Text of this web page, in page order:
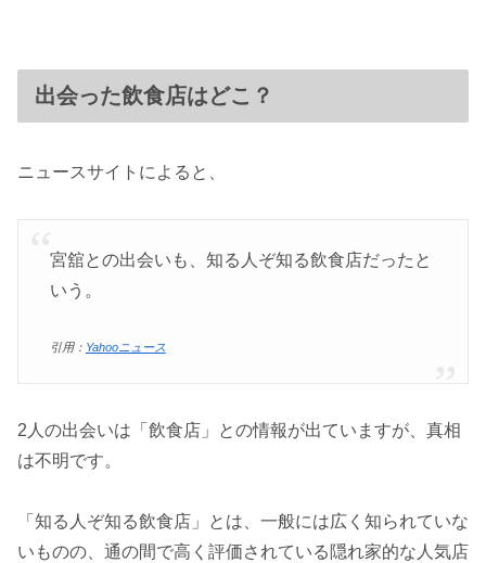
出会った飲食店はどこ？
ニュースサイトによると、
宮舘との出会いも、知る人ぞ知る飲食店だったと
いう。
引用： Yahooニュース
2人の出会いは「飲食店」との情報が出ていますが、真相
は不明です。
「知る人ぞ知る飲食店」とは、一般には広く知られていな
いものの、通の間で高く評価されている隠れ家的な人気店